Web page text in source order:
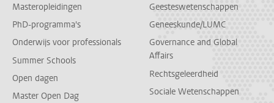
Masteropleidingen
PhD-programma's
Onderwijs voor professionals
Summer Schools
Open dagen
Master Open Dag
Geesteswetenschappen
Geneeskunde/LUMC
Governance and Global
Affairs
Rechtsgeleerdheid
Sociale Wetenschappen